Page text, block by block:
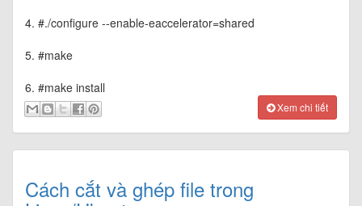
4. #./configure --enable-eaccelerator=shared
5. #make
6. #make install
Xem chi tiết
Cách cắt và ghép file trong